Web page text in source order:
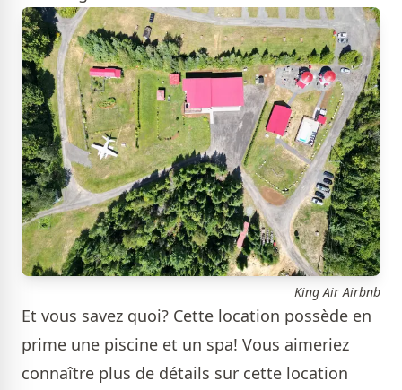
King Air Airbnb
Et vous savez quoi? Cette location possède en
prime une piscine et un spa! Vous aimeriez
connaître plus de détails sur cette location